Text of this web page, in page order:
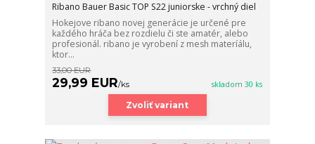
Ribano Bauer Basic TOP S22 juniorske - vrchný diel
Hokejove ribano novej generácie je určené pre
každého hráča bez rozdielu či ste amatér, alebo
profesionál. ribano je vyrobení z mesh materíálu,
ktor...
33,00 EUR
29,99 EUR/ks skladom 30 ks
Zvoliť variant